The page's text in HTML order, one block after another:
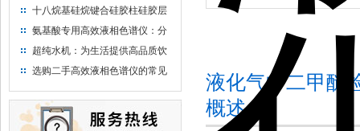
方法浅述
十八烷基硅烷键合硅胶柱硅胶层
析时如何装柱
氨基酸专用高效液相色谱仪：分
析氨基酸的仪器
超纯水机：为生活提供高品质饮
用水
选购二手高效液相色谱仪的常见
液化气中二甲醚
概述：